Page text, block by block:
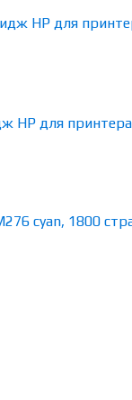
HP для